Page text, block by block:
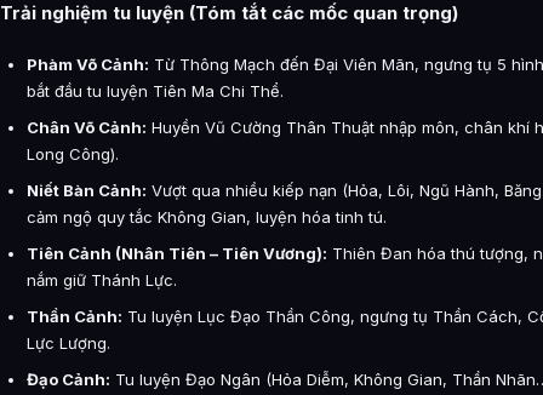
Trải nghiệm tu luyện (Tóm tắt các mốc quan trọng)
Phàm Võ Cảnh: Từ Thông Mạch đến Đại Viên Mãn, ngưng tụ 5
bắt đầu tu luyện Tiên Ma Chi Thể.
Chân Võ Cảnh: Huyền Vũ Cường Thân Thuật nhập môn, chân khí
Long Công).
Niết Bàn Cảnh: Vượt qua nhiều kiếp nạn (Hỏa, Lôi, Ngũ Hành,
cảm ngộ quy tắc Không Gian, luyện hóa tinh tú.
Tiên Cảnh (Nhân Tiên – Tiên Vương): Thiên Đan hóa thú tượng,
nắm giữ Thánh Lực.
Thần Cảnh: Tu luyện Lục Đạo Thần Công, ngưng tụ Thần Cách,
Lực Lượng.
Đạo Cảnh: Tu luyện Đạo Ngân (Hỏa Diễm, Không Gian, Thần